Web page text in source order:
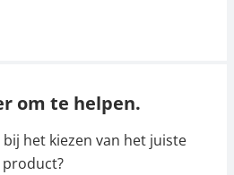
om te helpen.
het kiezen van het juiste
product?